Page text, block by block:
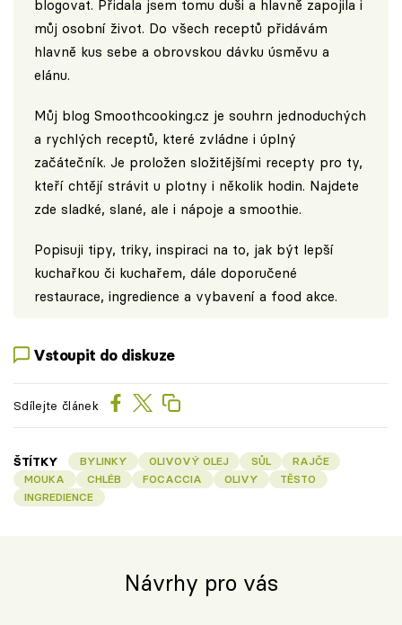
blogovat. Přidala jsem tomu duši a hlavně zapojila i
můj osobní život. Do všech receptů přidávám
hlavně kus sebe a obrovskou dávku úsměvu a
elánu.
Můj blog Smoothcooking.cz je souhrn jednoduchých
a rychlých receptů, které zvládne i úplný
začátečník. Je proložen složitějšími recepty pro ty,
kteří chtějí strávit u plotny i několik hodin. Najdete
zde sladké, slané, ale i nápoje a smoothie.
Popisuji tipy, triky, inspiraci na to, jak být lepší
kuchařkou či kuchařem, dále doporučené
restaurace, ingredience a vybavení a food akce.
Vstoupit do diskuze
Sdílejte článek
ŠTÍTKY BYLINKY OLIVOVÝ OLEJ SŮL
RAJČE
MOUKA
CHLÉB FOCACCIA OLIVY
TĚSTO
INGREDIENCE
Návrhy pro vás